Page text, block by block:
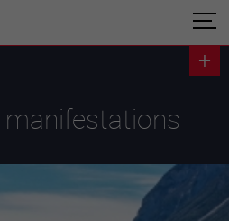
manifestations